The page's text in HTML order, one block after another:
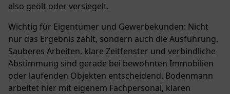
also geölt oder versiegelt.
Wichtig für Eigentümer und Gewerbekunden: Nicht
nur das Ergebnis zählt, sondern auch die Ausführung.
Sauberes Arbeiten, klare Zeitfenster und verbindliche
Abstimmung sind gerade bei bewohnten Immobilien
oder laufenden Objekten entscheidend. Bodenmann
arbeitet hier mit eigenem Fachpersonal, klaren